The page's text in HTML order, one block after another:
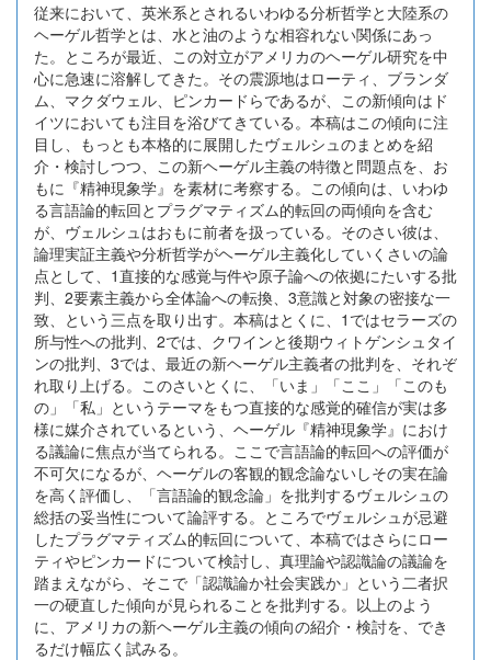
従来において、英米系とされるいわゆる分析哲学と大陸系の
ヘーゲル哲学とは、水と油のような相容れない関係にあっ
た。ところが最近、この対立がアメリカのヘーゲル研究を中
心に急速に溶解してきた。その震源地はローティ、ブランダ
ム、マクダウェル、ピンカードらであるが、この新傾向はド
イツにおいても注目を浴びてきている。本稿はこの傾向に注
目し、もっとも本格的に展開したヴェルシュのまとめを紹
介・検討しつつ、この新ヘーゲル主義の特徴と問題点を、お
もに『精神現象学』を素材に考察する。この傾向は、いわゆ
る言語論的転回とプラグマティズム的転回の両傾向を含む
が、ヴェルシュはおもに前者を扱っている。そのさい彼は、
論理実証主義や分析哲学がヘーゲル主義化していくさいの論
点として、1直接的な感覚与件や原子論への依拠にたいする批
判、2要素主義から全体論への転換、3意識と対象の密接な一
致、という三点を取り出す。本稿はとくに、1ではセラーズの
所与性への批判、2では、クワインと後期ウィトゲンシュタイ
ンの批判、3では、最近の新ヘーゲル主義者の批判を、それぞ
れ取り上げる。このさいとくに、「いま」「ここ」「このも
の」「私」というテーマをもつ直接的な感覚的確信が実は多
様に媒介されているという、ヘーゲル『精神現象学』におけ
る議論に焦点が当てられる。ここで言語論的転回への評価が
不可欠になるが、ヘーゲルの客観的観念論ないしその実在論
を高く評価し、「言語論的観念論」を批判するヴェルシュの
総括の妥当性について論評する。ところでヴェルシュが忌避
したプラグマティズム的転回について、本稿ではさらにロー
ティやピンカードについて検討し、真理論や認識論の議論を
踏まえながら、そこで「認識論か社会実践か」という二者択
一の硬直した傾向が見られることを批判する。以上のよう
に、アメリカの新ヘーゲル主義の傾向の紹介・検討を、でき
るだけ幅広く試みる。